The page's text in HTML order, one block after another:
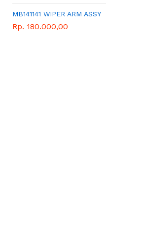
MB141141 WIPER ARM ASSY
Rp. 180.000,00